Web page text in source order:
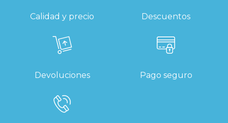
Calidad y precio Descuentos
Devoluciones Pago seguro